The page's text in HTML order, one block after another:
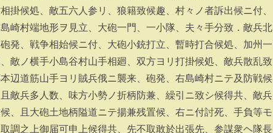
掛候処、敵五六人参リ、狼籍致候趣、村々ノ者訴出候ニ付、
崎村端地形ヲ見立、大砲一門、一小隊、夫々手分致．敵兵北
発、戦争相始候ニ付、大砲小銃打立、暫時打合候処、加州一
敵ノ横手小島谷村山手相廻、双方ヨリ打掛候処、敵兵散乱致
辺道筋山手ヨリ賊兵俄ニ襲来、砲発、右島崎村ニテ及防戦候
敵兵多人数、味方小勢ノ折柄防兼、繰引ニ致シ候得共、敵兵
、且大砲土地柄隘道ニテ揚兼残置候、右ニ付討死、手負等モ
調之上御届可申上候得共、先不取敢於出張先、参謀衆ヘ隊長